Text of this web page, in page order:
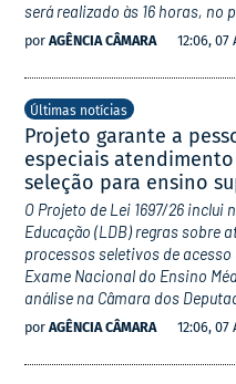
será realizado às 16 horas, no
por AGÊNCIA CÂMARA 12:06, 07
Últimas notícias
Projeto garante a
especiais
seleção para ensino
O Projeto de Lei 1697/26 inclui
Educação (LDB) regras sobre
processos seletivos de
Exame Nacional do Ensino
análise na Câmara dos
por AGÊNCIA CÂMARA 12:06, 07